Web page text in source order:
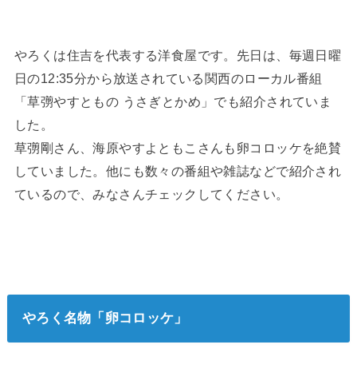
やろくは住吉を代表する洋食屋です。先日は、毎週日曜
日の12:35分から放送されている関西のローカル番組
「草彅やすともの うさぎとかめ」でも紹介されていま
した。
草彅剛さん、海原やすよともこさんも卵コロッケを絶賛
していました。他にも数々の番組や雑誌などで紹介され
ているので、みなさんチェックしてください。
やろく名物「卵コロッケ」